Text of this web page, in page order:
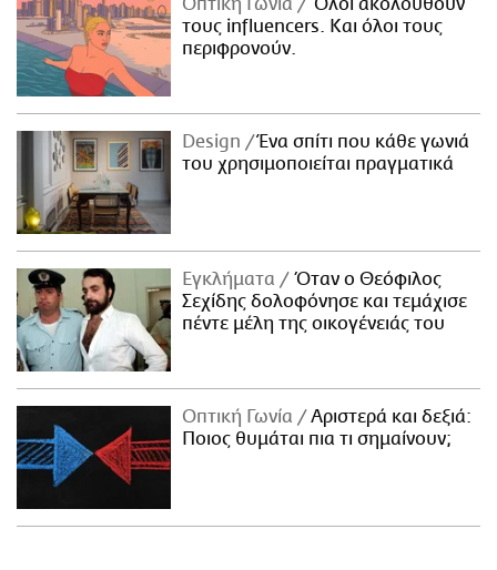
Οπτική Γωνία
Όλοι ακολουθούν
τους influencers. Και όλοι τους
περιφρονούν.
Design
Ένα σπίτι που κάθε γωνιά
του χρησιμοποιείται πραγματικά
Εγκλήματα
Όταν ο Θεόφιλος
Σεχίδης δολοφόνησε και τεμάχισε
πέντε μέλη της οικογένειάς του
Οπτική Γωνία
Αριστερά και δεξιά:
Ποιος θυμάται πια τι σημαίνουν;